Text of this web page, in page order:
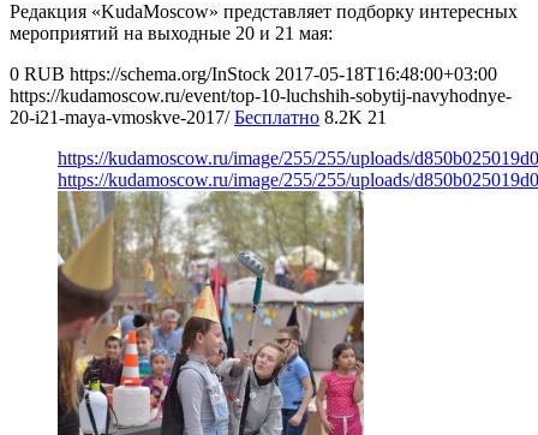
Редакция «KudaMoscow» представляет подборку интересных
мероприятий на выходные 20 и 21 мая:
0 RUB https://schema.org/InStock 2017-05-18T16:48:00+03:00
https://kudamoscow.ru/event/top-10-luchshih-sobytij-navyhodnye-
20-i21-maya-vmoskve-2017/ Бесплатно 8.2K 21
https://kudamoscow.ru/image/255/255/uploads/
https://kudamoscow.ru/image/255/255/uploads/